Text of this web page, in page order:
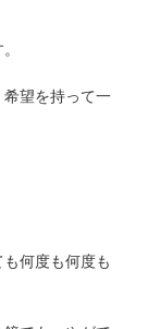
望を持って一
何度も何度も